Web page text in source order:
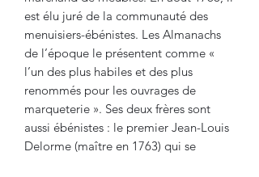
est élu juré de la communauté des
menuisiers-ébénistes. Les Almanachs
de l’époque le présentent comme «
l’un des plus habiles et des plus
renommés pour les ouvrages de
marqueterie ». Ses deux frères sont
aussi ébénistes : le premier Jean-Louis
Delorme (maître en 1763) qui se